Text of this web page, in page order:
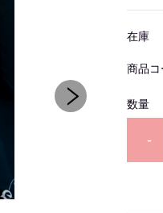
在庫
商品コ
数量
-